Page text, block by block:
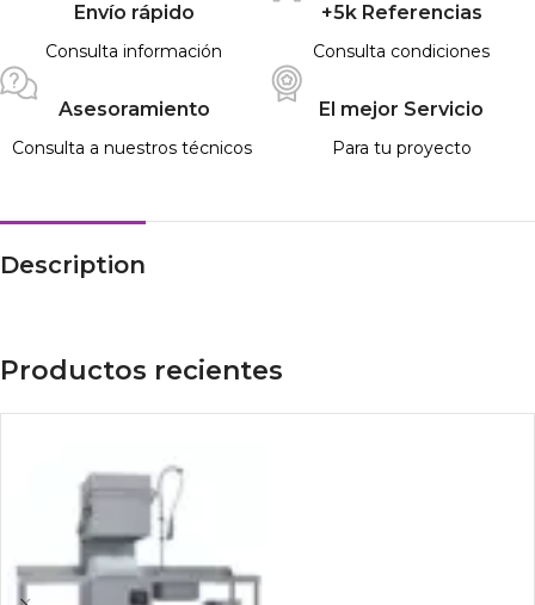
Envío rápido
Consulta información
+5k Referencias
Consulta condiciones
Asesoramiento
Consulta a nuestros técnicos
El mejor Servicio
Para tu proyecto
Description
Productos recientes